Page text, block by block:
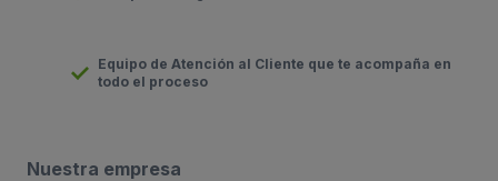
Equipo de Atención al Cliente que te acompaña en
todo el proceso
Nuestra empresa